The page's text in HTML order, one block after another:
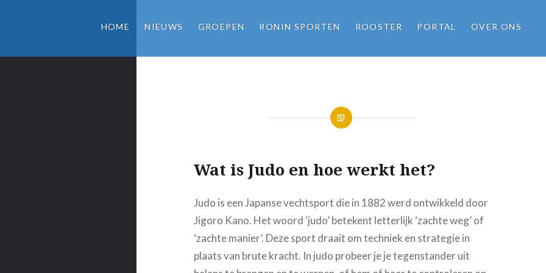
HOME NIEUWS GROEPEN RONIN SPORTEN ROOSTER PORTAL OVER ONS
Wat is Judo en hoe werkt het?
Judo is een Japanse vechtsport die in 1882 werd ontwikkeld door
Jigoro Kano. Het woord ‘judo’ betekent letterlijk ‘zachte weg’ of
‘zachte manier’. Deze sport draait om techniek en strategie in
plaats van brute kracht. In judo probeer je je tegenstander uit